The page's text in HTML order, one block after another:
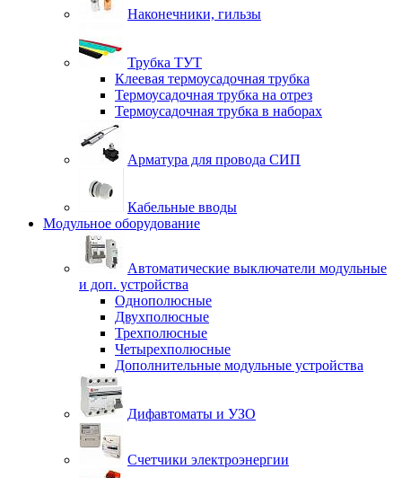
Наконечники, гильзы
Трубка ТУТ
Клеевая термоусадочная трубка
Термоусадочная трубка на отрез
Термоусадочная трубка в наборах
Арматура для провода СИП
Кабельные вводы
Модульное оборудование
Автоматические выключатели модульные
и доп. устройства
Однополюсные
Двухполюсные
Трехполюсные
Четырехполюсные
Дополнительные модульные устройства
Дифавтоматы и УЗО
Счетчики электроэнергии